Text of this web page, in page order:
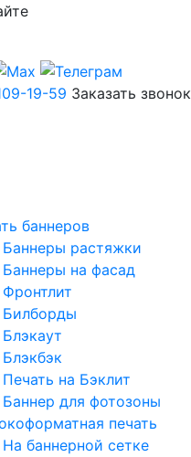
19-59 Заказать звонок
баннеров
Баннеры растяжки
Баннеры на фасад
Фронтлит
Билборды
Блэкаут
Блэкбэк
Печать на Бэклит
Баннер для фотозоны
печать
На баннерной сетке